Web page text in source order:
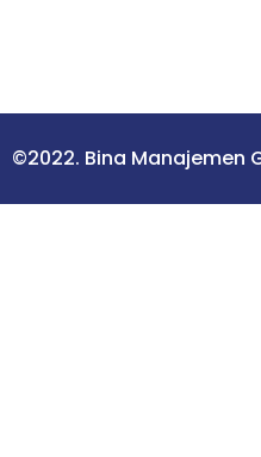
©2022. Bina Manajemen